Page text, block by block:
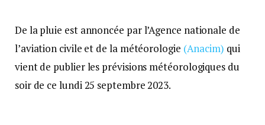
De la pluie est annoncée par l’Agence nationale de
l’aviation civile et de la météorologie (Anacim) qui
vient de publier les prévisions météorologiques du
soir de ce lundi 25 septembre 2023.